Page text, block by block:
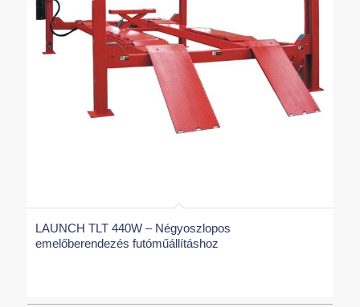
LAUNCH TLT 440W – Négyoszlopos
emelőberendezés futóműállításhoz